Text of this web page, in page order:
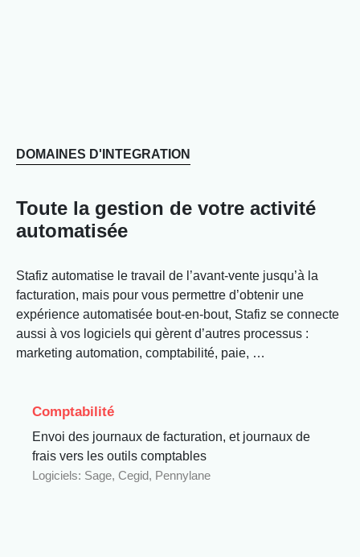
DOMAINES D'INTEGRATION
Toute la gestion de votre activité
automatisée
Stafiz automatise le travail de l’avant-vente jusqu’à la
facturation, mais pour vous permettre d’obtenir une
expérience automatisée bout-en-bout, Stafiz se connecte
aussi à vos logiciels qui gèrent d’autres processus :
marketing automation, comptabilité, paie, …
Comptabilité
Envoi des journaux de facturation, et journaux de
frais vers les outils comptables
Logiciels: Sage, Cegid, Pennylane